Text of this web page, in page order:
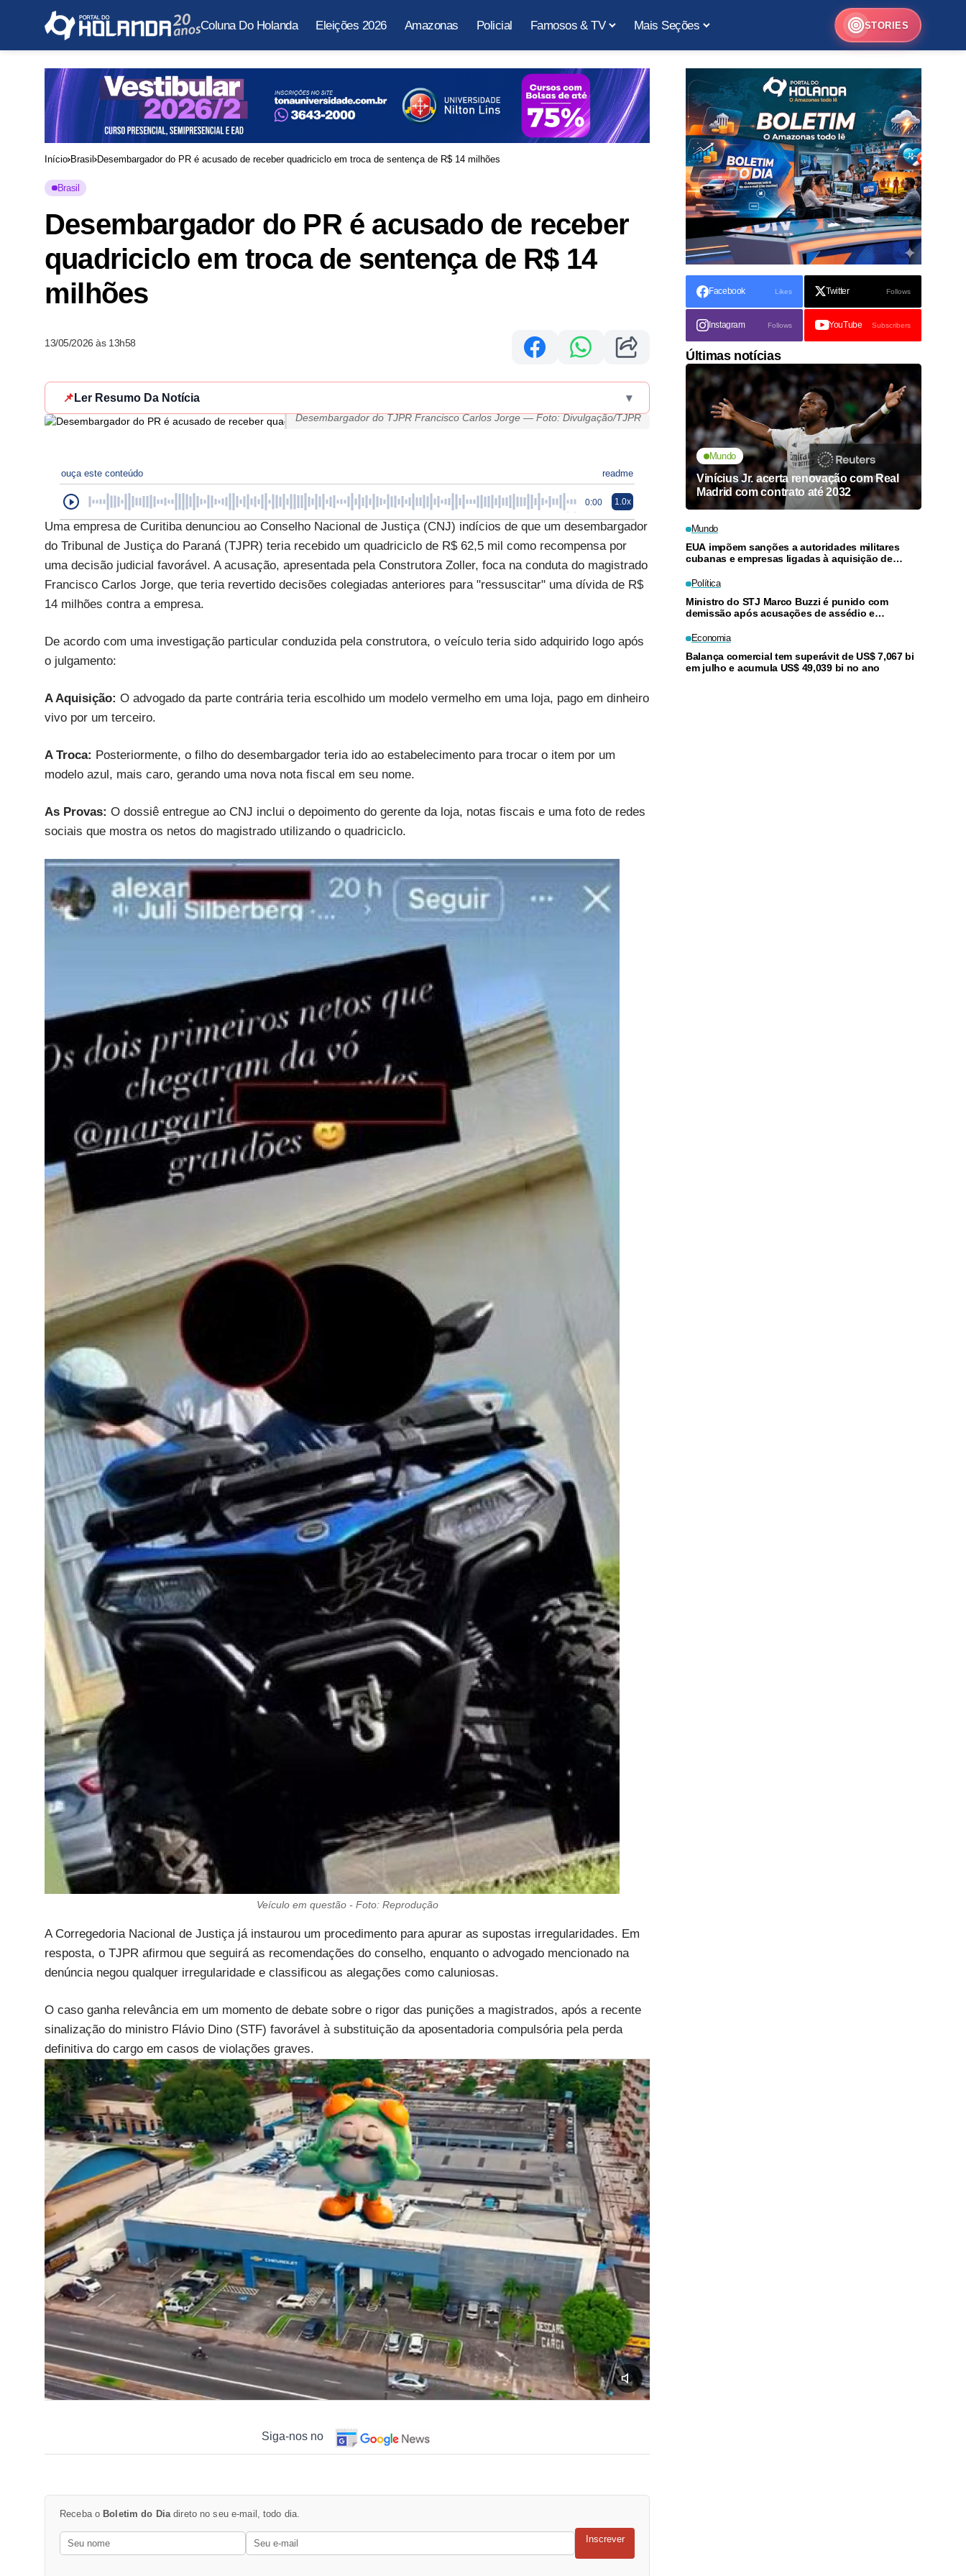
Coluna Do Holanda Eleições 2026 Amazonas Policial Famosos & TV Mais Seções STORIES
Início Brasil Desembargador do PR é acusado de receber quadriciclo em troca de sentença de R$ 14 milhões
Brasil
Desembargador do PR é acusado de receber
quadriciclo em troca de sentença de R$ 14
milhões
13/05/2026 às 13h58
📌 Ler Resumo Da Notícia ▾
Desembargador do TJPR Francisco Carlos Jorge — Foto: Divulgação/TJPR
ouça este conteúdo readme
0:00 1.0x
Uma empresa de Curitiba denunciou ao Conselho Nacional de Justiça (CNJ) indícios de que um desembargador
do Tribunal de Justiça do Paraná (TJPR) teria recebido um quadriciclo de R$ 62,5 mil como recompensa por
uma decisão judicial favorável. A acusação, apresentada pela Construtora Zoller, foca na conduta do magistrado
Francisco Carlos Jorge, que teria revertido decisões colegiadas anteriores para "ressuscitar" uma dívida de R$
14 milhões contra a empresa.
De acordo com uma investigação particular conduzida pela construtora, o veículo teria sido adquirido logo após
o julgamento:
A Aquisição: O advogado da parte contrária teria escolhido um modelo vermelho em uma loja, pago em dinheiro
vivo por um terceiro.
A Troca: Posteriormente, o filho do desembargador teria ido ao estabelecimento para trocar o item por um
modelo azul, mais caro, gerando uma nova nota fiscal em seu nome.
As Provas: O dossiê entregue ao CNJ inclui o depoimento do gerente da loja, notas fiscais e uma foto de redes
sociais que mostra os netos do magistrado utilizando o quadriciclo.
Veículo em questão - Foto: Reprodução
A Corregedoria Nacional de Justiça já instaurou um procedimento para apurar as supostas irregularidades. Em
resposta, o TJPR afirmou que seguirá as recomendações do conselho, enquanto o advogado mencionado na
denúncia negou qualquer irregularidade e classificou as alegações como caluniosas.
O caso ganha relevância em um momento de debate sobre o rigor das punições a magistrados, após a recente
sinalização do ministro Flávio Dino (STF) favorável à substituição da aposentadoria compulsória pela perda
definitiva do cargo em casos de violações graves.
Siga-nos no
Receba o Boletim do Diadireto no seu e-mail, todo dia.
Inscrever
Facebook Likes Twitter Follows
Instagram Follows YouTube Subscribers
Últimas notícias
Mundo
Vinícius Jr. acerta renovação com Real
Madrid com contrato até 2032
Mundo
EUA impõem sanções a autoridades militares
cubanas e empresas ligadas à aquisição de
Política
Ministro do STJ Marco Buzzi é punido com
demissão após acusações de assédio e
Economia
Balança comercial tem superávit de US$ 7,067 bi
em julho e acumula US$ 49,039 bi no ano